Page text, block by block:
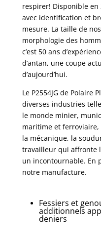
respirer! Disponible en
avec identification et
mesure. La taille de
morphologie des
c’est 50 ans
d’antan, une coupe
d’aujourd’hui.
Le P2554JG de Polaire
diverses industries
le monde minier,
maritime et
la mécanique, la
travailleur qui affronte
un incontournable. En
notre manufacture.
Fessiers et
additionnels
deniers